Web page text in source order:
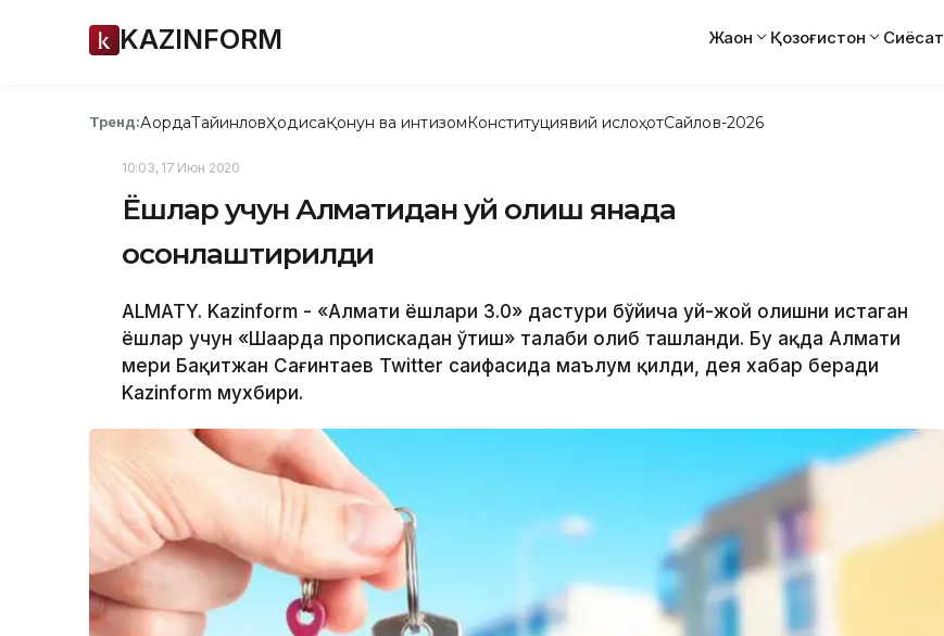
KAZINFORM Жаҳон Қозоғистон Сиёсат
Тренд:АқордаТайинловҲодисаҚонун ва интизомКонституциявий ислоҳотСайлов-2026
10:03, 17 Июн 2020
Ёшлар учун Алматидан уй олиш янада
осонлаштирилди
ALMATY. Kazinform - «Алмати ёшлари 3.0» дастури бўйича уй-жой олишни истаган
ёшлар учун «Шаҳарда пропискадан ўтиш» талаби олиб ташланди. Бу ҳақда Алмати
мери Бақитжан Сағинтаев Twitter саҳифасида маълум қилди, дея хабар беради
Kazinform мухбири.